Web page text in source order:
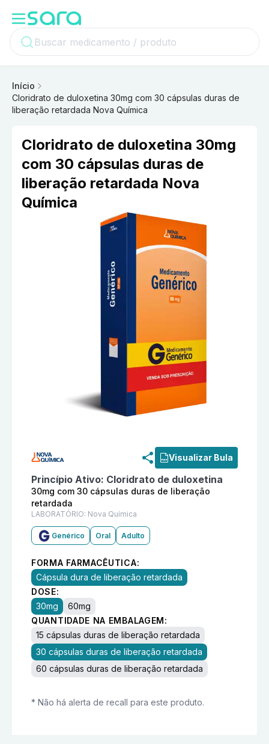
Início
Cloridrato de duloxetina 30mg com 30 cápsulas duras de
liberação retardada Nova Química
Cloridrato de duloxetina 30mg
com 30 cápsulas duras de
liberação retardada Nova
Química
Visualizar Bula
Princípio Ativo: Cloridrato de duloxetina
30mg com 30 cápsulas duras de liberação
retardada
LABORATÓRIO: Nova Química
Genérico Oral Adulto
FORMA FARMACÊUTICA:
Cápsula dura de liberação retardada
DOSE:
30mg
60mg
QUANTIDADE NA EMBALAGEM:
15 cápsulas duras de liberação retardada
30 cápsulas duras de liberação retardada
60 cápsulas duras de liberação retardada
* Não há alerta de recall para este produto.